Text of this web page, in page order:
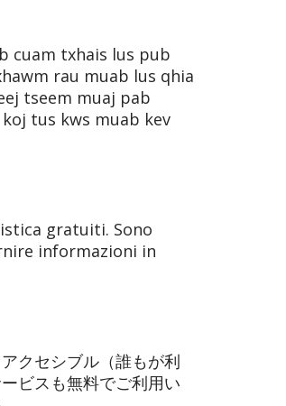
cuam txhais lus pub
rau muab lus qhia
tseem muaj pab
tus kws muab kev
gratuiti. Sono
informazioni in
クセシブル（誰もが利
ビスも無料でご利用い